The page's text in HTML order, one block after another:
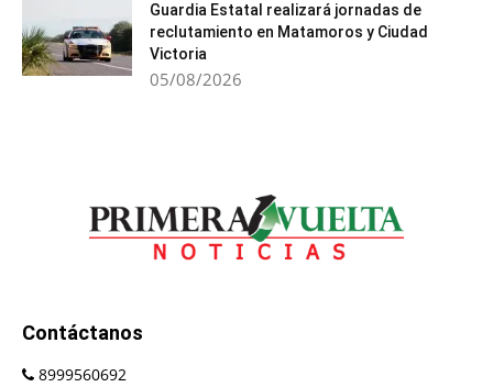
Guardia Estatal realizará jornadas de
reclutamiento en Matamoros y Ciudad
Victoria
05/08/2026
Contáctanos
8999560692